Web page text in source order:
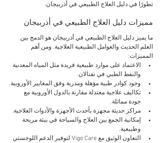
تطورًا في دليل العلاج الطبيعي في أذربيجان.
مميزات دليل العلاج الطبيعي في أذربيجان
ما يميز دليل العلاج الطبيعي في أذربيجان هو الدمج بين
العلم الحديث والعوامل الطبيعية العلاجية. ومن أهم
المميزات:
الاعتماد على موارد طبيعية فريدة مثل المياه المعدنية
والنفط الطبي في نفتالان.
وجود كوادر طبية مؤهلة ومدربة وفق المعايير الأوروبية.
تكاليف علاجية معتدلة مقارنة بالدول الأوروبية مع
جودة مماثلة.
مراكز حديثة مجهزة بأحدث الأجهزة والأدوات العلاجية.
إمكانية الجمع بين العلاج والسياحة في بيئة مريحة
وطبيعية.
التعاون الوثيق مع Vigo Care لتوفير الدعم اللوجستي